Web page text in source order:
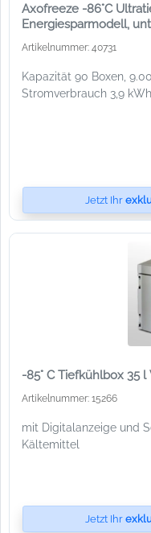
Axofreeze -86°C
Energiesparmodell,
Artikelnummer: 40731
Kapazität 90 Boxen,
Stromverbrauch 3,9
Jetzt Ihr
-85° C Tiefkühlbox 35
Artikelnummer: 15266
mit Digitalanzeige und
Kältemittel
Jetzt Ihr